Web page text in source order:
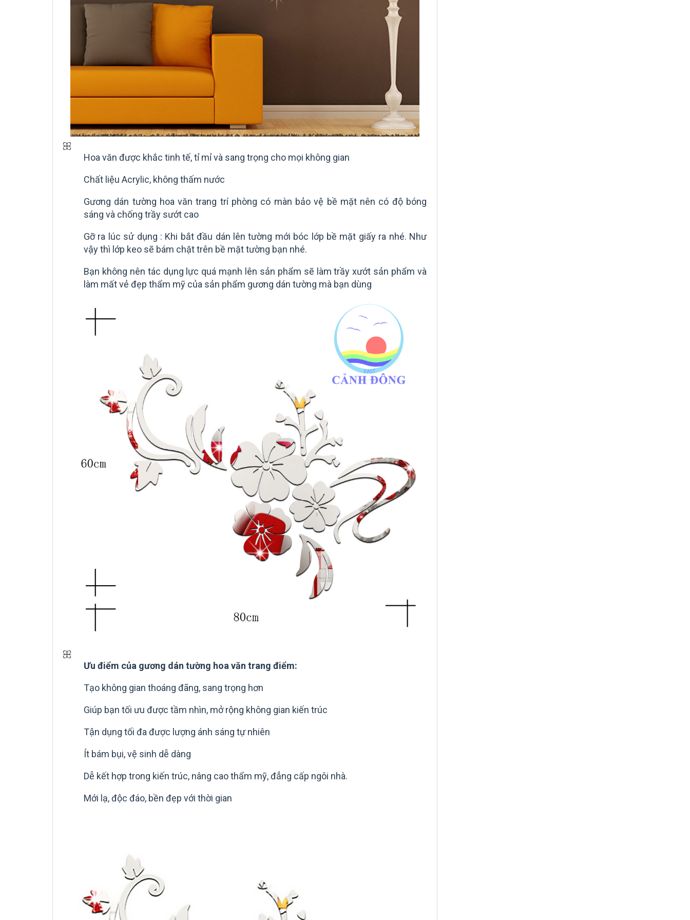
Hoa văn được khắc tinh tế, tỉ mỉ và sang trọng cho mọi không gian
Chất liệu Acrylic, không thấm nước
Gương dán tường hoa văn trang trí phòng có màn bảo vệ bề mặt nên có độ bóng
sáng và chống trầy sướt cao
Gỡ ra lúc sử dụng : Khi bắt đầu dán lên tường mới bóc lớp bề mặt giấy ra nhé. Như
vậy thì lớp keo sẽ bám chặt trên bề mặt tường bạn nhé.
Bạn không nên tác dụng lực quá mạnh lên sản phẩm sẽ làm trầy xướt sản phẩm và
làm mất vẻ đẹp thẩm mỹ của sản phẩm gương dán tường mà bạn dùng
Ưu điểm của gương dán tường hoa văn trang điểm:
Tạo không gian thoáng đãng, sang trọng hơn
Giúp bạn tối ưu được tầm nhìn, mở rộng không gian kiến trúc
Tận dụng tối đa được lượng ánh sáng tự nhiên
Ít bám bụi, vệ sinh dễ dàng
Dễ kết hợp trong kiến trúc, nâng cao thẩm mỹ, đẳng cấp ngôi nhà.
Mới lạ, độc đáo, bền đẹp với thời gian